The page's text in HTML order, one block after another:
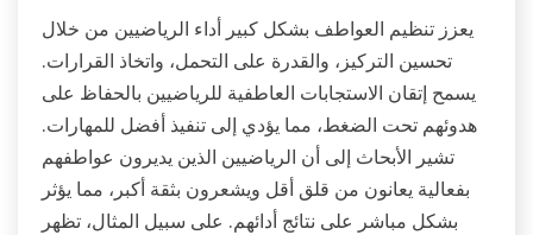
يعزز تنظيم العواطف بشكل كبير أداء الرياضيين من خلال
تحسين التركيز، والقدرة على التحمل، واتخاذ القرارات.
يسمح إتقان الاستجابات العاطفية للرياضيين بالحفاظ على
هدوئهم تحت الضغط، مما يؤدي إلى تنفيذ أفضل للمهارات.
تشير الأبحاث إلى أن الرياضيين الذين يديرون عواطفهم
بفعالية يعانون من قلق أقل ويشعرون بثقة أكبر، مما يؤثر
بشكل مباشر على نتائج أدائهم. على سبيل المثال، تظهر